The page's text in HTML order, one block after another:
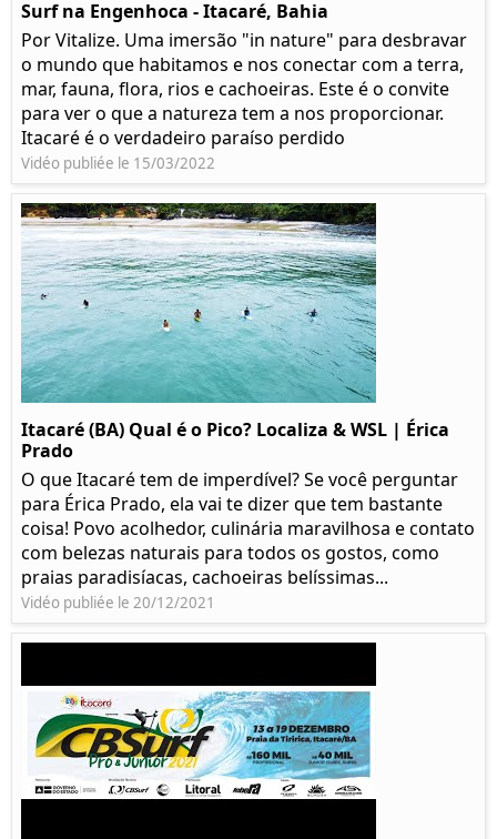
Surf na Engenhoca - Itacaré, Bahia
Por Vitalize. Uma imersão "in nature" para desbravar
o mundo que habitamos e nos conectar com a terra,
mar, fauna, flora, rios e cachoeiras. Este é o convite
para ver o que a natureza tem a nos proporcionar.
Itacaré é o verdadeiro paraíso perdido
Vidéo publiée le 15/03/2022
Itacaré (BA) Qual é o Pico? Localiza & WSL | Érica
Prado​
O que Itacaré tem de imperdível? Se você perguntar
para Érica Prado, ela vai te dizer que tem bastante
coisa!​ Povo acolhedor, culinária maravilhosa e contato
com belezas naturais para todos os gostos, como
praias paradisíacas, cachoeiras belíssimas...
Vidéo publiée le 20/12/2021